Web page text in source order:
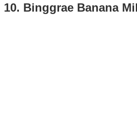
10. Binggrae Banana